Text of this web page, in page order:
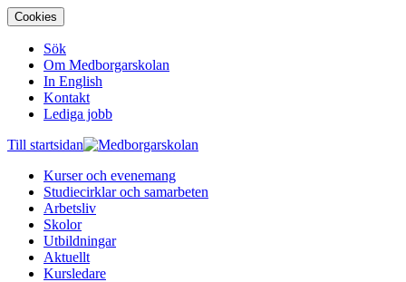
Cookies
Sök
Om Medborgarskolan
In English
Kontakt
Lediga jobb
Till startsidan
Kurser och evenemang
Studiecirklar och samarbeten
Arbetsliv
Skolor
Utbildningar
Aktuellt
Kursledare